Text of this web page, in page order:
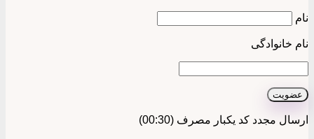
نام
نام خانوادگی
عضویت
ارسال مجدد کد یکبار مصرف (00:
30
)